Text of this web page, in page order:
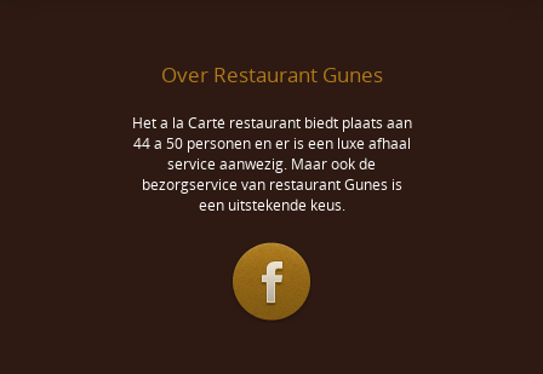
Over Restaurant Gunes
Het a la Carté restaurant biedt plaats aan
44 a 50 personen en er is een luxe afhaal
service aanwezig. Maar ook de
bezorgservice van restaurant Gunes is
een uitstekende keus.